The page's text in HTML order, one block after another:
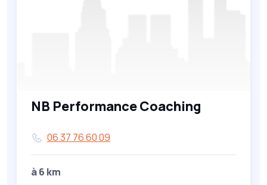
NB Performance Coaching
06 37 76 60 09
à 6 km